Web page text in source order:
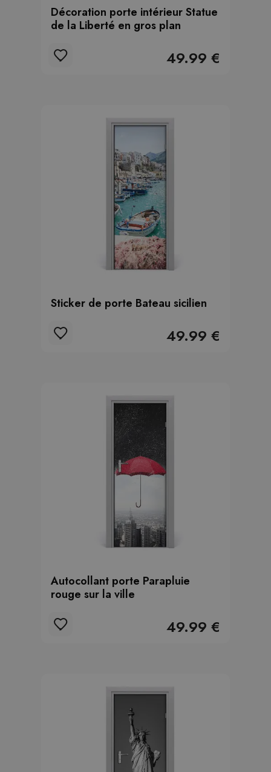
Décoration porte intérieur Statue
de la Liberté en gros plan
49.99 €
Sticker de porte Bateau sicilien
49.99 €
Autocollant porte Parapluie
rouge sur la ville
49.99 €